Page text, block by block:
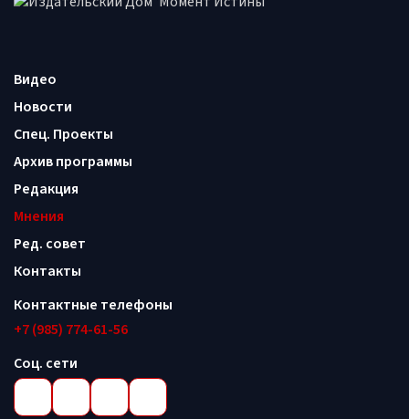
Видео
Новости
Спец. Проекты
Архив программы
Редакция
Мнения
Ред. совет
Контакты
Контактные телефоны
+7 (985) 774-61-56
Соц. сети